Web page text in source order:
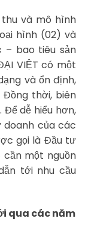
và mô hình
hình (02) và
– bao tiêu sản
VIỆT có một
và ổn định,
thời, biên
dễ hiểu hơn,
của các
gọi là Đầu tư
cần một nguồn
tới nhu cầu
qua các năm